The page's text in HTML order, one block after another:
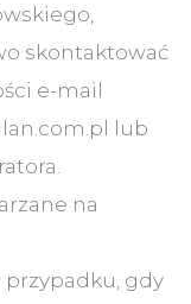
skontaktować
e-mail
lub
na
przypadku, gdy